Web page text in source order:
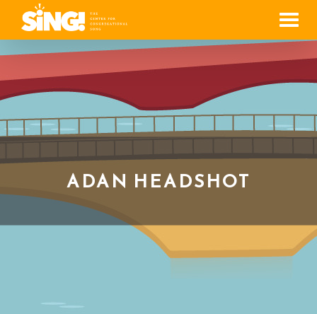
Menu
ADAN HEADSHOT